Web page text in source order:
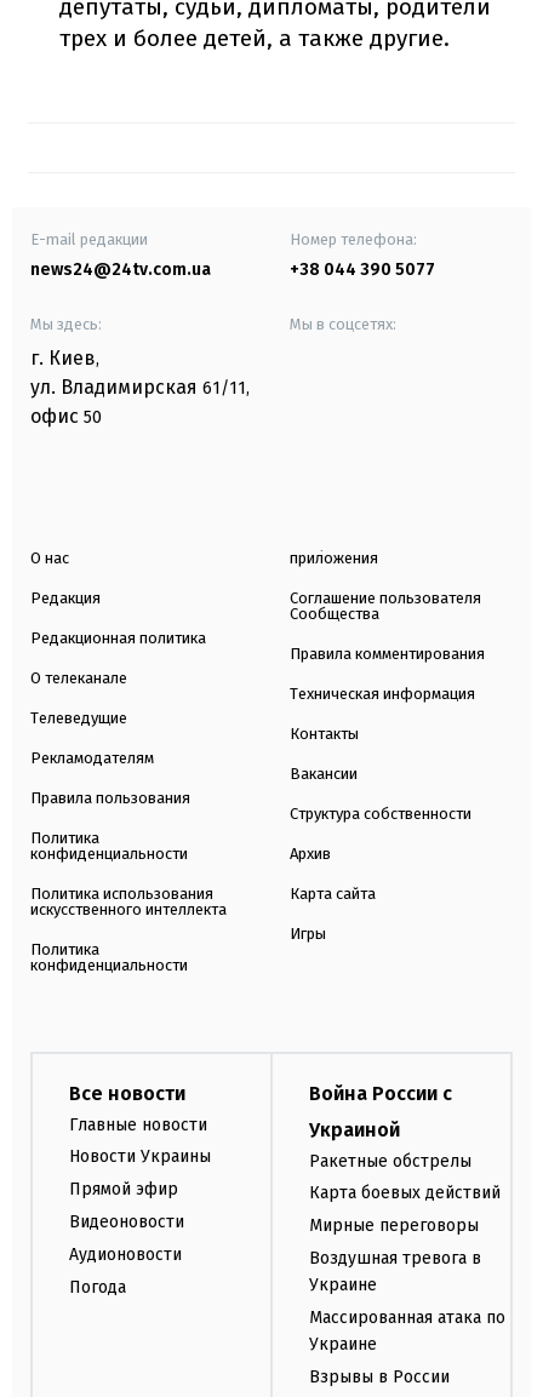
депутаты, судьи, дипломаты, родители
трех и более детей, а также другие.
E-mail редакции
news24@24tv.com.ua
Номер телефона:
+38 044 390 5077
Мы здесь:
г. Киев,
ул. Владимирская 61/11,
офис 50
Мы в соцсетях:
О нас
Редакция
Редакционная политика
О телеканале
Телеведущие
Рекламодателям
Правила пользования
Политика
конфиденциальности
Политика использования
искусственного интеллекта
Политика
конфиденциальности
приложения
Соглашение пользователя
Сообщества
Правила комментирования
Техническая информация
Контакты
Вакансии
Структура собственности
Архив
Карта сайта
Игры
Все новости
Главные новости
Новости Украины
Прямой эфир
Видеоновости
Аудионовости
Погода
Война России с
Украиной
Ракетные обстрелы
Карта боевых действий
Мирные переговоры
Воздушная тревога в
Украине
Массированная атака по
Украине
Взрывы в России